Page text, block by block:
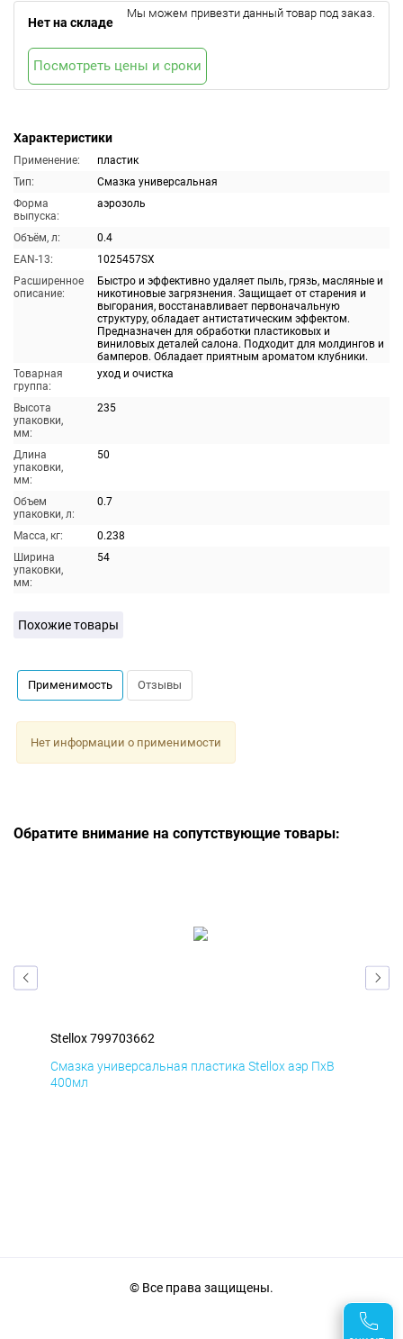
Характеристики
Применение:
пластик
Тип:
Смазка универсальная
Форма
выпуска:
аэрозоль
Объём, л:
0.4
EAN-13:
1025457SX
Расширенное
описание:
Быстро и эффективно удаляет пыль, грязь, масляные и
никотиновые загрязнения. Защищает от старения и
выгорания, восстанавливает первоначальную
структуру, обладает антистатическим эффектом.
Предназначен для обработки пластиковых и
виниловых деталей салона. Подходит для молдингов и
бамперов. Обладает приятным ароматом клубники.
Товарная
группа:
уход и очистка
Высота
упаковки,
мм:
235
Длина
упаковки,
мм:
50
Объем
упаковки, л:
0.7
Масса, кг:
0.238
Ширина
упаковки,
мм:
54
Нет на складе
Мы можем привезти данный товар под заказ.
Посмотреть цены и сроки
Похожие товары
Применимость Отзывы
Нет информации о применимости
Обратите внимание на сопутствующие товары:
Stellox 799703662
Смазка универсальная пластика Stellox аэр ПхВ
400мл
© Все права защищены.